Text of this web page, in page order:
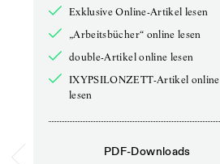
Exklusive Online-Artikel lesen
„Arbeitsbücher“ online lesen
double-Artikel online lesen
IXYPSILONZETT-Artikel online
lesen
PDF-Downloads